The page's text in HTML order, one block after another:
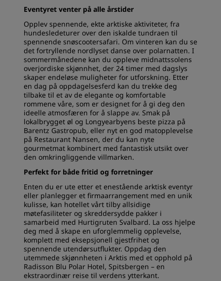
Eventyret venter på alle årstider
Opplev spennende, ekte arktiske aktiviteter, fra
hundesledeturer over den iskalde tundraen til
spennende snøscootersafari. Om vinteren kan du se
det fortryllende nordlyset danse over polarnatten. I
sommermånedene kan du oppleve midnattssolens
overjordiske skjønnhet, der 24 timer med dagslys
skaper endeløse muligheter for utforskning. Etter
en dag på oppdagelsesferd kan du trekke deg
tilbake til et av de elegante og komfortable
rommene våre, som er designet for å gi deg den
ideelle atmosfæren for å slappe av. Smak på
lokalbrygget øl og Longyearbyens beste pizza på
Barentz Gastropub, eller nyt en god matopplevelse
på Restaurant Nansen, der du kan nyte
gourmetmat kombinert med fantastisk utsikt over
den omkringliggende villmarken.
Perfekt for både fritid og forretninger
Enten du er ute etter et enestående arktisk eventyr
eller planlegger et firmaarrangement med en unik
kulisse, kan hotellet vårt tilby allsidige
møtefasiliteter og skreddersydde pakker i
samarbeid med Hurtigruten Svalbard. La oss hjelpe
deg med å skape en uforglemmelig opplevelse,
komplett med eksepsjonell gjestfrihet og
spennende utendørsutflukter. Oppdag den
utemmede skjønnheten i Arktis med et opphold på
Radisson Blu Polar Hotel, Spitsbergen – en
ekstraordinær reise til verdens ytterkant.